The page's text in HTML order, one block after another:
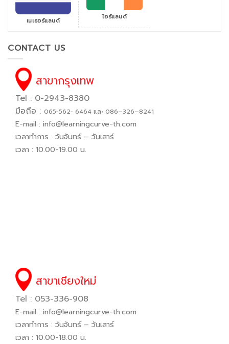
เนเธอร์แลนด์ ไอร์แลนด์
CONTACT US
สาขากรุงเทพ
Tel : 0-2943-8380
มือถือ : 065−562− 6464 และ 086–326–8241
E-mail : info@learningcurve-th.com
เวลาทำการ : วันจันทร์ – วันเสาร์
เวลา : 10.00-19.00 น.
สาขาเชียงใหม่
Tel : 053-336-908
E-mail : info@learningcurve-th.com
เวลาทำการ : วันจันทร์ – วันเสาร์
เวลา : 10.00-18.00 น.